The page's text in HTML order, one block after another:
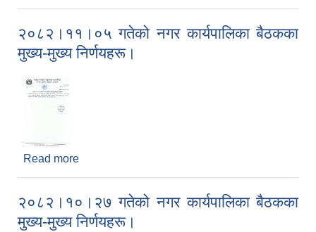
२०८२।११।०५ गतेको नगर कार्यपालिका बैठकका
मुख्य-मुख्य निर्णयहरू।
Read more
२०८२।१०।२७ गतेको नगर कार्यपालिका बैठकका
मुख्य-मुख्य निर्णयहरू।